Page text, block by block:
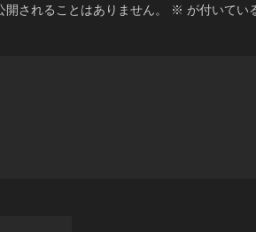
されることはありません。 ※ が付いてい